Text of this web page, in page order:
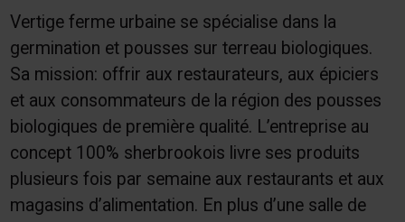
Vertige ferme urbaine se spécialise dans la
germination et pousses sur terreau biologiques.
Sa mission: offrir aux restaurateurs, aux épiciers
et aux consommateurs de la région des pousses
biologiques de première qualité. L’entreprise au
concept 100% sherbrookois livre ses produits
plusieurs fois par semaine aux restaurants et aux
magasins d’alimentation. En plus d’une salle de